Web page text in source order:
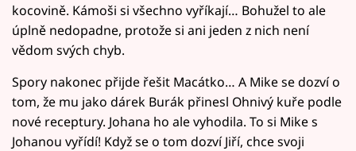
kocovině. Kámoši si všechno vyříkají… Bohužel to ale
úplně nedopadne, protože si ani jeden z nich není
vědom svých chyb.
Spory nakonec přijde řešit Macátko… A Mike se dozví o
tom, že mu jako dárek Burák přinesl Ohnivý kuře podle
nové receptury. Johana ho ale vyhodila. To si Mike s
Johanou vyřídí! Když se o tom dozví Jiří, chce svoji